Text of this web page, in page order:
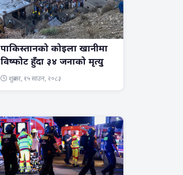
पाकिस्तानको कोइला खानीमा
विष्फोट हुँदा ३४ जनाको मृत्यु
शुक्रबार, १५ साउन, २०८३